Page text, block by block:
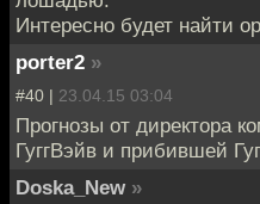
Интересно будет найти
porter2 »
#40 | 23.04.15 03:04
Прогнозы от директора
ГуггВэйв и прибившей
Doska_New »